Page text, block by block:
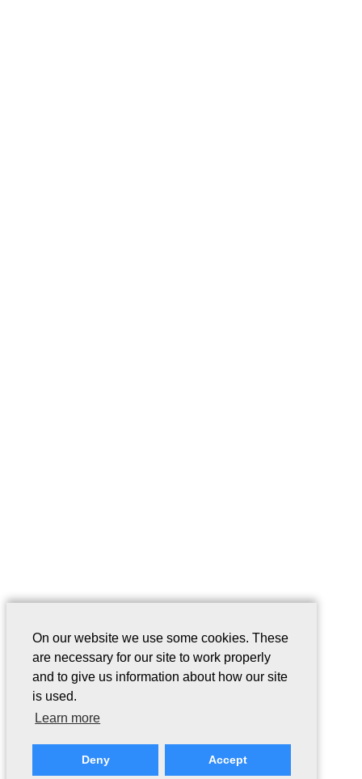
On our website we use some cookies. These
are necessary for our site to work properly
and to give us information about how our site
is used.
Learn more
Deny Accept